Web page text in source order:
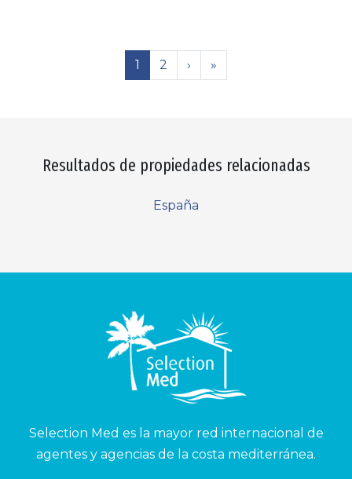
1 2 › »
Resultados de propiedades relacionadas
España
Selection Med es la mayor red internacional de
agentes y agencias de la costa mediterránea.